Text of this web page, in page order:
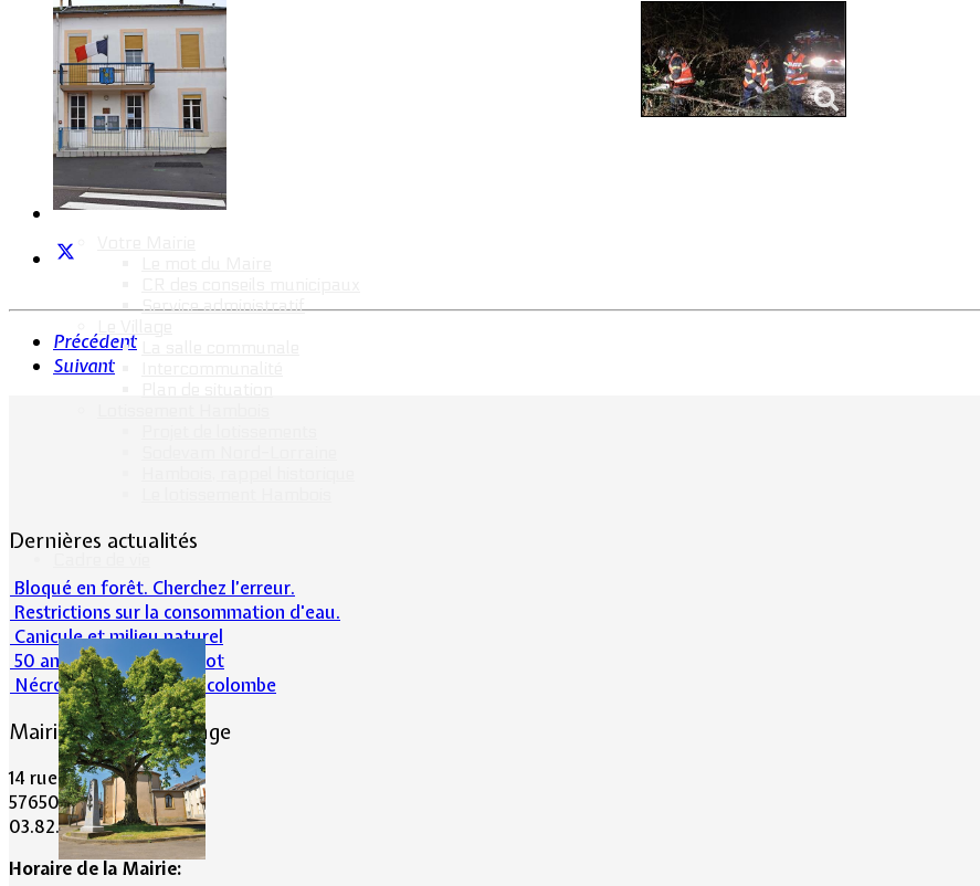
Service administratif
Précédent
Suivant
Dernières actualités
Bloqué en forêt. Cherchez l’erreur.
Restrictions sur la consommation d'eau.
Canicule et milieu naturel
50 ans d’histoires de foot
Nécrologie : Norbert Lacolombe
Mairie de Lommerange
14 rue Maréchal Joffre
57650 LOMMERANGE
03.82.84.81.48
Horaire de la Mairie: